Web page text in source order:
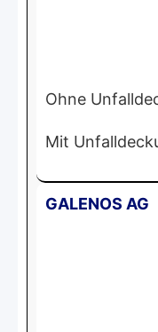
Ohne
Mit
GALENOS AG